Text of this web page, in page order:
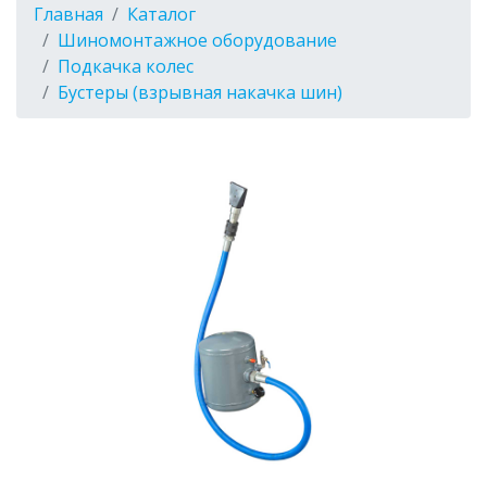
Главная
Каталог
Шиномонтажное оборудование
Подкачка колес
Бустеры (взрывная накачка шин)